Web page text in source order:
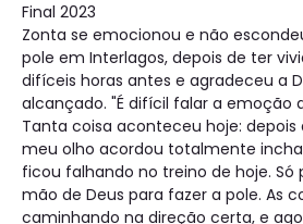
Final 2023
Zonta se emocionou e não
pole em Interlagos, depois de ter
difíceis horas antes e agradeceu a
alcançado. "É difícil falar a emoção
Tanta coisa aconteceu hoje: depois
meu olho acordou totalmente
ficou falhando no treino de hoje. Só
mão de Deus para fazer a pole. As
caminhando na direção certa, e